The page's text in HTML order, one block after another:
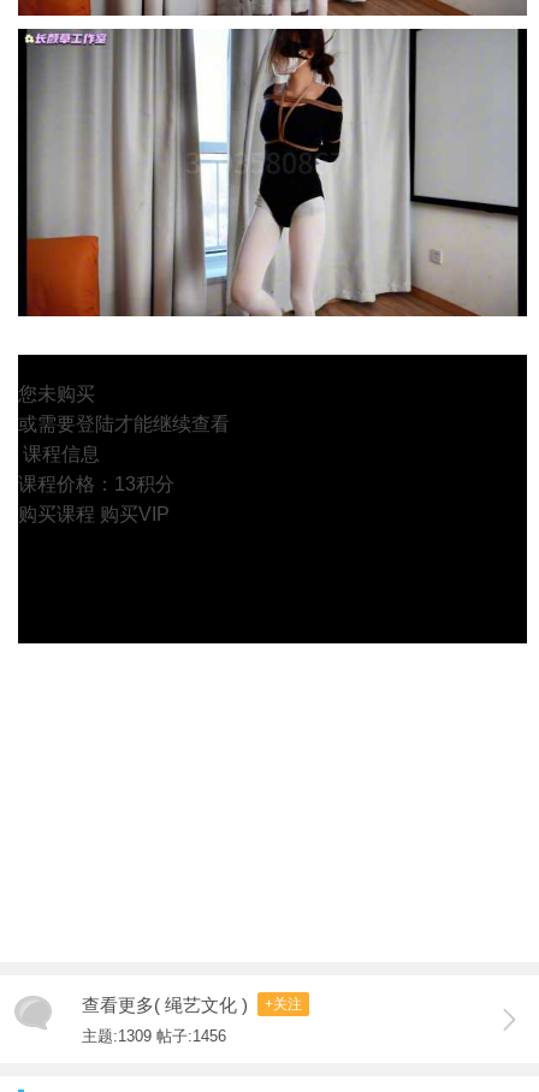
您未购买
或需要登陆才能继续查看
课程信息
课程价格：13积分
购买课程 购买VIP
查看更多( 绳艺文化 ) +关注
主题:1309 帖子:1456